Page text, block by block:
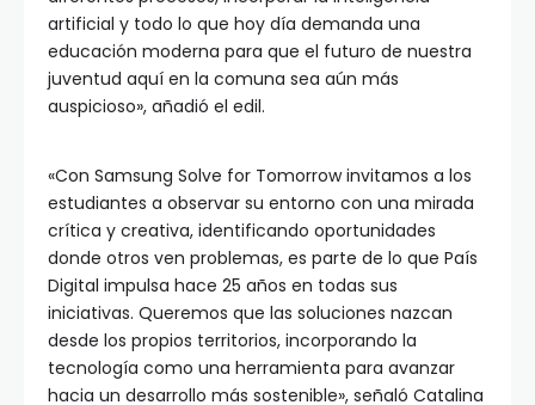
artificial y todo lo que hoy día demanda una
educación moderna para que el futuro de nuestra
juventud aquí en la comuna sea aún más
auspicioso», añadió el edil.
«Con Samsung Solve for Tomorrow invitamos a los
estudiantes a observar su entorno con una mirada
crítica y creativa, identificando oportunidades
donde otros ven problemas, es parte de lo que País
Digital impulsa hace 25 años en todas sus
iniciativas. Queremos que las soluciones nazcan
desde los propios territorios, incorporando la
tecnología como una herramienta para avanzar
hacia un desarrollo más sostenible», señaló Catalina